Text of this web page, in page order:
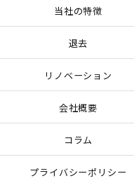
当社の特徴
退去
リノベーション
会社概要
コラム
プライバシーポリシー